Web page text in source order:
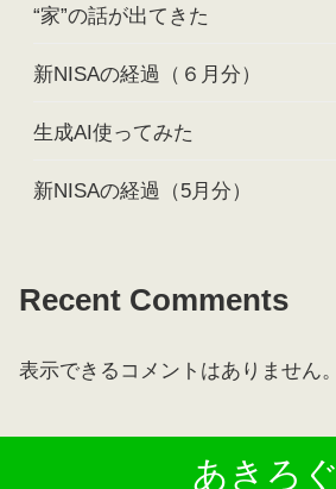
“家”の話が出てきた
新NISAの経過（６月分）
生成AI使ってみた
新NISAの経過（5月分）
Recent Comments
表示できるコメントはありません。
あきろぐ